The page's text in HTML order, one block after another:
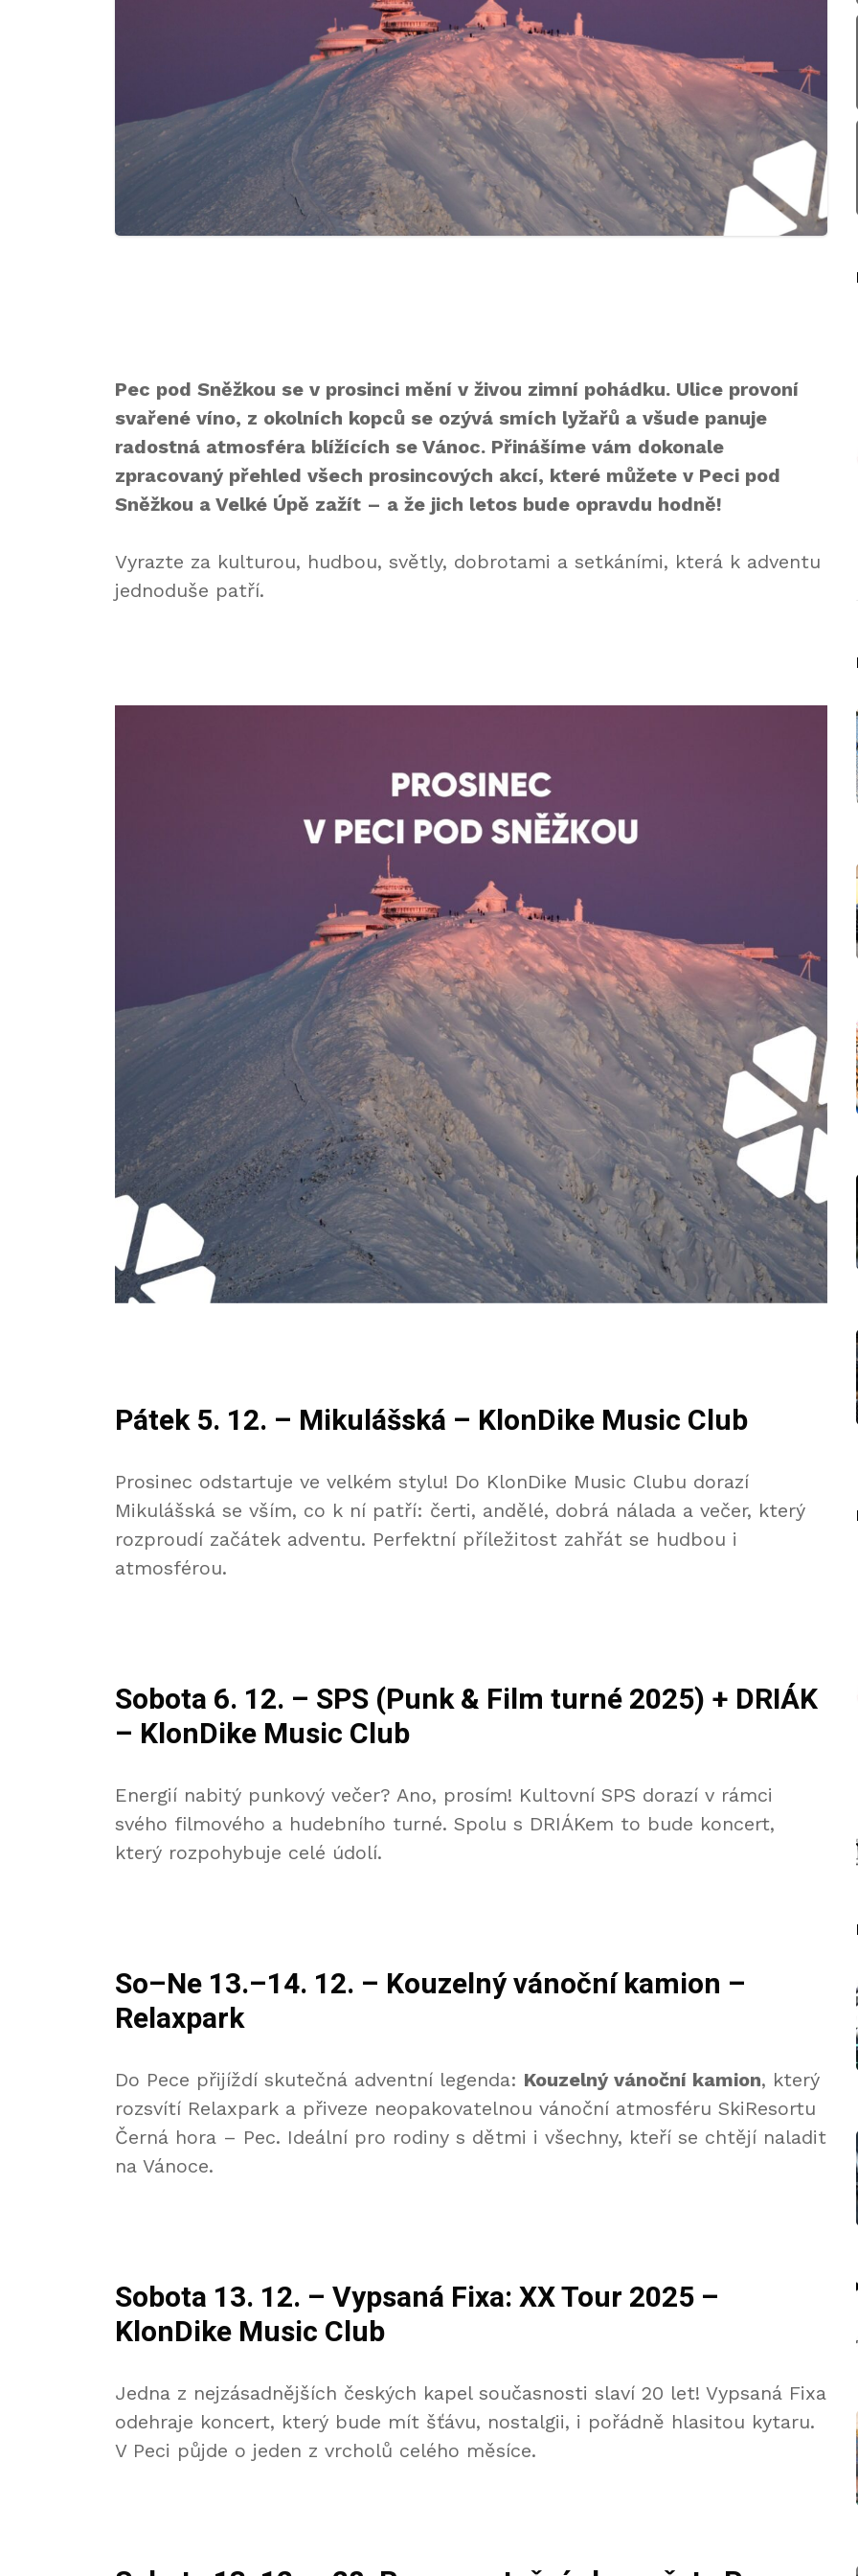
Pec pod Sněžkou se v prosinci mění v živou zimní pohádku. Ulice provoní
svařené víno, z okolních kopců se ozývá smích lyžařů a všude panuje
radostná atmosféra blížících se Vánoc. Přinášíme vám dokonale
zpracovaný přehled všech prosincových akcí, které můžete v Peci pod
Sněžkou a Velké Úpě zažít – a že jich letos bude opravdu hodně!
Vyrazte za kulturou, hudbou, světly, dobrotami a setkáními, která k adventu
jednoduše patří.
Pátek 5. 12. – Mikulášská – KlonDike Music Club
Prosinec odstartuje ve velkém stylu! Do KlonDike Music Clubu dorazí
Mikulášská se vším, co k ní patří: čerti, andělé, dobrá nálada a večer, který
rozproudí začátek adventu. Perfektní příležitost zahřát se hudbou i
atmosférou.
Sobota 6. 12. – SPS (Punk & Film turné 2025) + DRIÁK
– KlonDike Music Club
Energií nabitý punkový večer? Ano, prosím! Kultovní SPS dorazí v rámci
svého filmového a hudebního turné. Spolu s DRIÁKem to bude koncert,
který rozpohybuje celé údolí.
So–Ne 13.–14. 12. – Kouzelný vánoční kamion –
Relaxpark
Do Pece přijíždí skutečná adventní legenda: Kouzelný vánoční kamion, který
rozsvítí Relaxpark a přiveze neopakovatelnou vánoční atmosféru SkiResortu
Černá hora – Pec. Ideální pro rodiny s dětmi i všechny, kteří se chtějí naladit
na Vánoce.
Sobota 13. 12. – Vypsaná Fixa: XX Tour 2025 –
KlonDike Music Club
Jedna z nejzásadnějších českých kapel současnosti slaví 20 let! Vypsaná Fixa
odehraje koncert, který bude mít šťávu, nostalgii, i pořádně hlasitou kytaru.
V Peci půjde o jeden z vrcholů celého měsíce.